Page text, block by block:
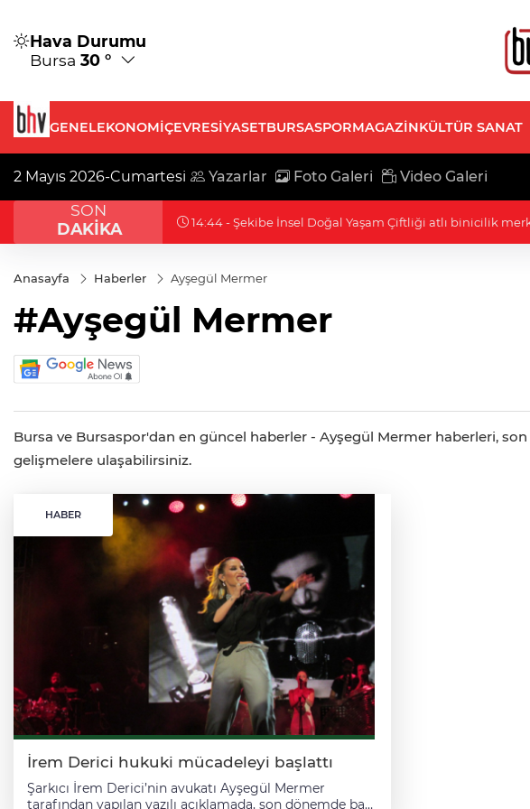
Hava Durumu
Bursa 30 °
GENELEKONOMİÇEVRESİYASETBURSASPORMAGAZİNKÜLTÜR SANAT
2 Mayıs 2026-Cumartesi Yazarlar Foto Galeri Video Galeri
SON
DAKİKA
14:44 - Şekibe İnsel Doğal Yaşam Çiftliği atlı binicilik
Anasayfa Haberler Ayşegül Mermer
#Ayşegül Mermer
Bursa ve Bursaspor'dan en güncel haberler - Ayşegül Mermer haberleri,
gelişmelere ulaşabilirsiniz.
HABER
İrem Derici hukuki mücadeleyi başlattı
Şarkıcı İrem Derici’nin avukatı Ayşegül Mermer
tarafından yapılan yazılı açıklamada, son dönemde bazı